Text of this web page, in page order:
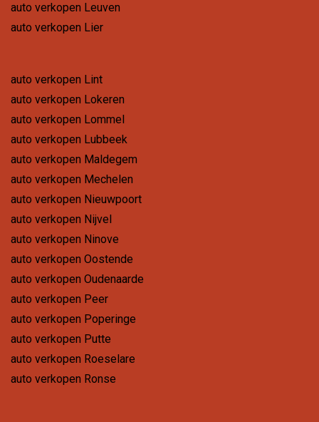
auto verkopen Leuven
auto verkopen Lier
auto verkopen Lint
auto verkopen Lokeren
auto verkopen Lommel
auto verkopen Lubbeek
auto verkopen Maldegem
auto verkopen Mechelen
auto verkopen Nieuwpoort
auto verkopen Nijvel
auto verkopen Ninove
auto verkopen Oostende
auto verkopen Oudenaarde
auto verkopen Peer
auto verkopen Poperinge
auto verkopen Putte
auto verkopen Roeselare
auto verkopen Ronse